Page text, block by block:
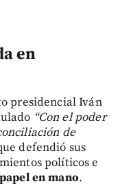
en
presidencial Iván
“Con el poder
de
defendió sus
políticos e
en mano.